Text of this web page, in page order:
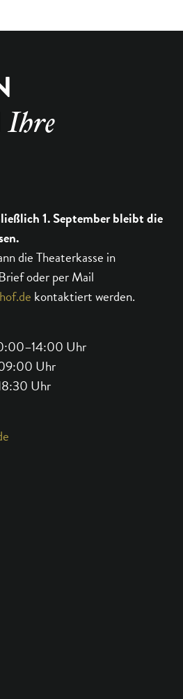
Ihre
1. September bleibt die
die Theaterkasse in
oder per Mail
kontaktiert werden.
Uhr
Uhr
Uhr